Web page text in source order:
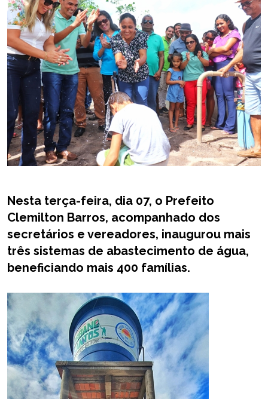
Nesta terça-feira, dia 07, o Prefeito
Clemilton Barros, acompanhado dos
secretários e vereadores, inaugurou mais
três sistemas de abastecimento de água,
beneficiando mais 400 famílias.